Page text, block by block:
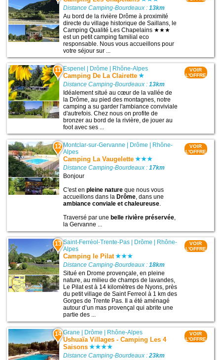
Distance Camping-Bourdeaux :13km
Au bord de la rivière Drôme à proximité
directe du village historique de Saillans, le
Camping Qualité Les Chapelains ★★★
est un petit camping familial eco
responsable. Nous vous accueillons pour
votre séjour sur ...
11 Espenel | Drôme | Rhône-Alpes
Camping De La Clairette
Distance Camping-Bourdeaux :13km
Idéalement situé au cœur de la vallée de
la Drôme, au pied des montagnes, notre
camping a su garder l'ambiance conviviale
d'autrefois. Chez nous on profite de
bronzer au bord de la rivière, de jouer au
foot avec ses ...
VOIR
L'OFFRE
12 Montclar-sur-Gervanne Drôme
Rhône-
Alpes
Camping La Vaugelette
Distance Camping-Bourdeaux :17km
Bonjour
C'est enpleine natureque nous vous
accueillons dans la Drôme, dans une
ambiance conviale et chaleureuse.
Traversé par une belle rivière préservée,
la Gervanne ...
VOIR
L'OFFRE
13 Saint-Ferréol-Trente-Pas Drôme
Rhône-
Alpes
Camping le Pilat
Distance Camping-Bourdeaux :18km
Situé en Drome provençale, en pleine
nature, au milieu de champs de lavandes,
Le Pilat est à 14 kilomètres de Nyons, près
du petit village de Saint Ferreol à 1 km des
Gorges de Trente Pas. Il a été aménagé
autour d’un mas provençal qui abrite une
partie des ...
VOIR
L'OFFRE
14 Grane Drôme Rhône-Alpes
Ushuaïa Villages - Camping Les 4
Saisons
Distance Camping-Bourdeaux :23km
VOIR
L'OFFRE